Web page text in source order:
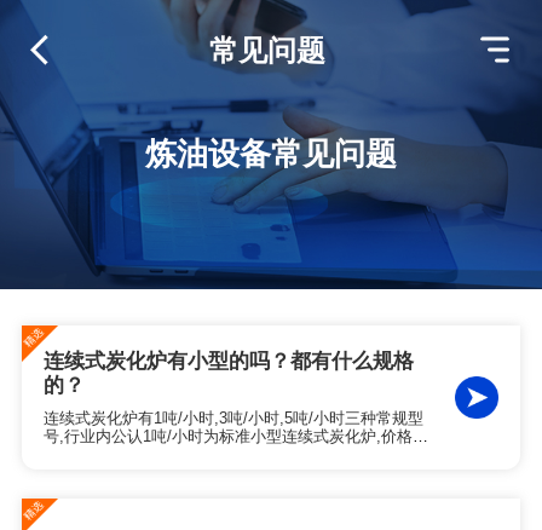
炼油设备常见问题
常见问题
连续式炭化炉有小型的吗？都有什么规格
的？
连续式炭化炉有1吨/小时,3吨/小时,5吨/小时三种常规型
号,行业内公认1吨/小时为标准小型连续式炭化炉,价格约